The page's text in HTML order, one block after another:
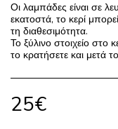
Οι λαμπάδες είναι σε
εκατοστά, το κερί
τη διαθεσιμότητα.
Το ξύλινο στοιχείο στο
το κρατήσετε και μετά
25€